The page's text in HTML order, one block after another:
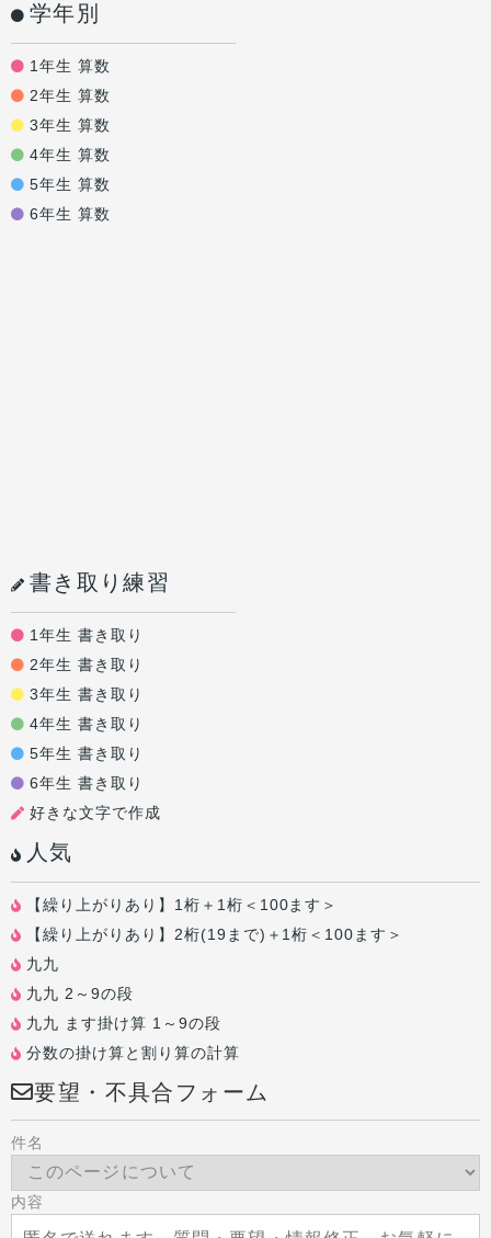
学年別
1年生 算数
2年生 算数
3年生 算数
4年生 算数
5年生 算数
6年生 算数
書き取り練習
1年生 書き取り
2年生 書き取り
3年生 書き取り
4年生 書き取り
5年生 書き取り
6年生 書き取り
好きな文字で作成
人気
【繰り上がりあり】1桁＋1桁＜100ます＞
【繰り上がりあり】2桁(19まで)＋1桁＜100ます＞
九九
九九 2～9の段
九九 ます掛け算 1～9の段
分数の掛け算と割り算の計算
要望・不具合フォーム
件名
内容